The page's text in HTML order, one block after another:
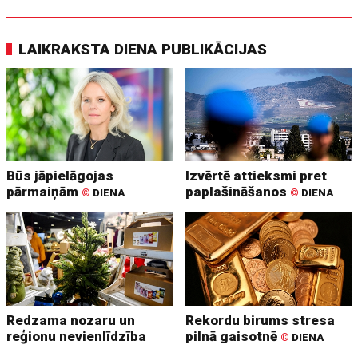
LAIKRAKSTA DIENA PUBLIKĀCIJAS
Būs jāpielāgojas
pārmaiņām © DIENA
Izvērtē attieksmi pret
paplašināšanos © DIENA
Redzama nozaru un
reģionu nevienlīdzība
Rekordu birums stresa
pilnā gaisotnē © DIENA